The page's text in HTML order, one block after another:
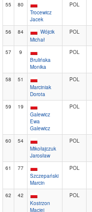
55
80
Trocewicz
Jacek
POL
56 84
Wójcik
Michał
POL
57
9
Brulińska
Monika
POL
58
51
Marciniak
Dorota
POL
59
19
Galewicz
Ewa
Galewicz
POL
60
54
Mikołajczuk
Jarosław
POL
61
77
Szczepański
Marcin
POL
62
42
Kostrzon
Maciej
POL